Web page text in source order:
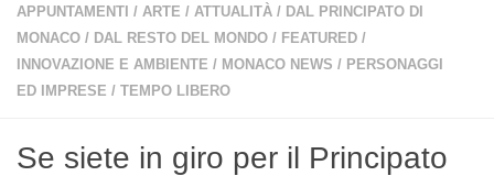
APPUNTAMENTI / ARTE / ATTUALITÀ / DAL PRINCIPATO DI
MONACO / DAL RESTO DEL MONDO / FEATURED /
INNOVAZIONE E AMBIENTE / MONACO NEWS / PERSONAGGI
ED IMPRESE / TEMPO LIBERO
Se siete in giro per il Principato